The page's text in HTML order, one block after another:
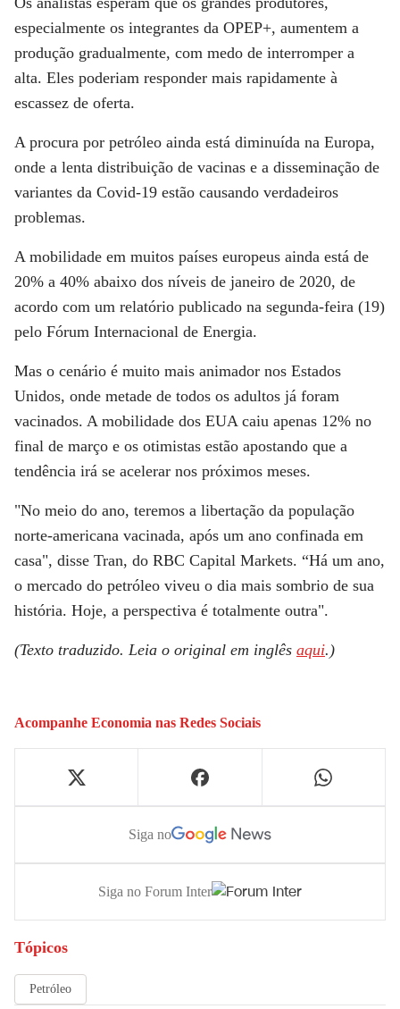
especialmente os integrantes da OPEP+, aumentem a
produção gradualmente, com medo de interromper a
alta. Eles poderiam responder mais rapidamente à
escassez de oferta.
A procura por petróleo ainda está diminuída na Europa,
onde a lenta distribuição de vacinas e a disseminação de
variantes da Covid-19 estão causando verdadeiros
problemas.
A mobilidade em muitos países europeus ainda está de
20% a 40% abaixo dos níveis de janeiro de 2020, de
acordo com um relatório publicado na segunda-feira (19)
pelo Fórum Internacional de Energia.
Mas o cenário é muito mais animador nos Estados
Unidos, onde metade de todos os adultos já foram
vacinados. A mobilidade dos EUA caiu apenas 12% no
final de março e os otimistas estão apostando que a
tendência irá se acelerar nos próximos meses.
"No meio do ano, teremos a libertação da população
norte-americana vacinada, após um ano confinada em
casa", disse Tran, do RBC Capital Markets. “Há um ano,
o mercado do petróleo viveu o dia mais sombrio de sua
história. Hoje, a perspectiva é totalmente outra".
(Texto traduzido. Leia o original em inglês aqui.)
Acompanhe Economia nas Redes Sociais
Siga no
Siga no Forum Inter
Tópicos
Petróleo